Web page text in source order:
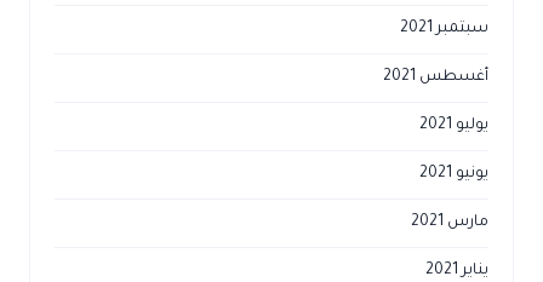
سبتمبر 2021
أغسطس 2021
يوليو 2021
يونيو 2021
مارس 2021
يناير 2021